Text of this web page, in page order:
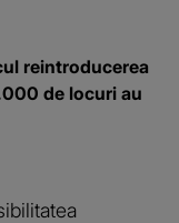
reintroducerea
de locuri au